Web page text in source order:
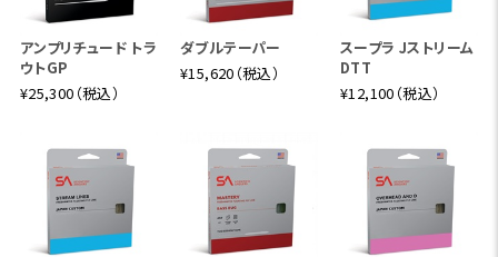
アンプリチュード トラ
ウトGP
¥25,300（税込）
ダブルテーパー
¥15,620（税込）
スープラ Jストリーム
DTT
¥12,100（税込）